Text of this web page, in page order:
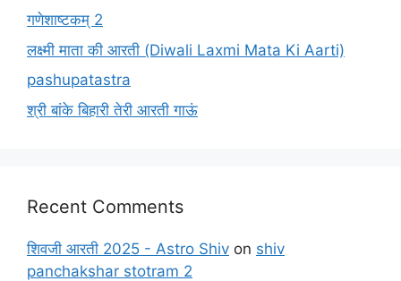
गणेशाष्टकम् 2
लक्ष्मी माता की आरती (Diwali Laxmi Mata Ki Aarti)
pashupatastra
श्री बांके बिहारी तेरी आरती गाऊं
Recent Comments
शिवजी आरती 2025 - Astro Shiv on shiv
panchakshar stotram 2